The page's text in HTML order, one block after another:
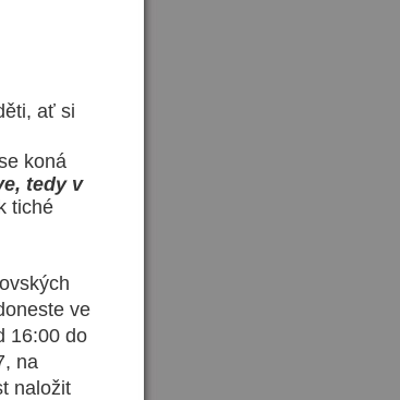
ať si
koná
tedy v
tiché
ve
16:00 do
na
naložit